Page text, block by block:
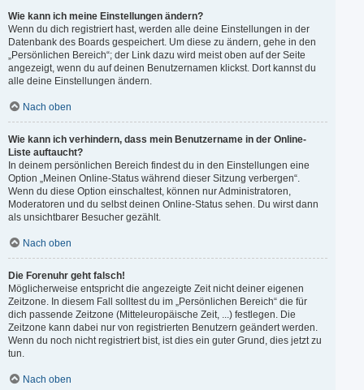
Wie kann ich meine Einstellungen ändern?
Wenn du dich registriert hast, werden alle deine Einstellungen in der
Datenbank des Boards gespeichert. Um diese zu ändern, gehe in den
„Persönlichen Bereich“; der Link dazu wird meist oben auf der Seite
angezeigt, wenn du auf deinen Benutzernamen klickst. Dort kannst du
alle deine Einstellungen ändern.
Nach oben
Wie kann ich verhindern, dass mein Benutzername in der Online-
Liste auftaucht?
In deinem persönlichen Bereich findest du in den Einstellungen eine
Option „Meinen Online-Status während dieser Sitzung verbergen“.
Wenn du diese Option einschaltest, können nur Administratoren,
Moderatoren und du selbst deinen Online-Status sehen. Du wirst dann
als unsichtbarer Besucher gezählt.
Nach oben
Die Forenuhr geht falsch!
Möglicherweise entspricht die angezeigte Zeit nicht deiner eigenen
Zeitzone. In diesem Fall solltest du im „Persönlichen Bereich“ die für
dich passende Zeitzone (Mitteleuropäische Zeit, ...) festlegen. Die
Zeitzone kann dabei nur von registrierten Benutzern geändert werden.
Wenn du noch nicht registriert bist, ist dies ein guter Grund, dies jetzt zu
tun.
Nach oben